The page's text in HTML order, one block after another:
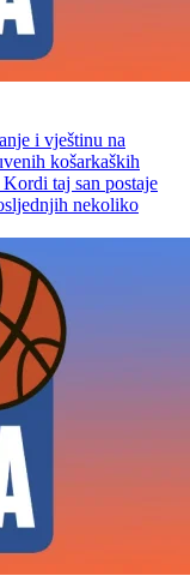
i vještinu na
košarkaških
taj san postaje
nekoliko